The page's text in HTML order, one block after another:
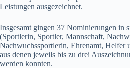
Leistungen ausgezeichnet.
Insgesamt gingen 37 Nominierungen in
(Sportlerin, Sportler, Mannschaft,
Nachwuchssportlerin, Ehrenamt, Helfer
aus denen jeweils bis zu drei
werden konnten.